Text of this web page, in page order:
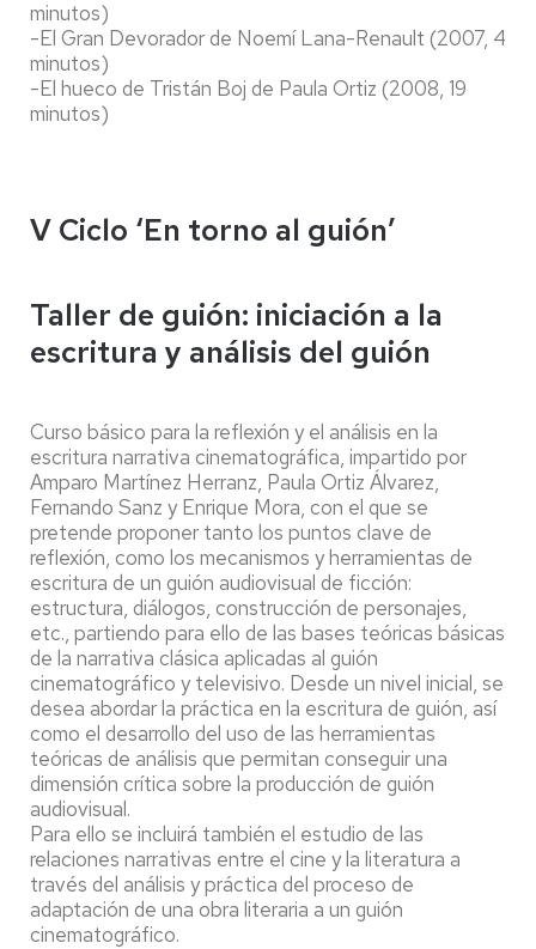
minutos)
-El Gran Devorador de Noemí Lana-Renault (2007, 4
minutos)
-El hueco de Tristán Boj de Paula Ortiz (2008, 19
minutos)
V Ciclo ‘En torno al guión’
Taller de guión: iniciación a la
escritura y análisis del guión
Curso básico para la reflexión y el análisis en la
escritura narrativa cinematográfica, impartido por
Amparo Martínez Herranz, Paula Ortiz Álvarez,
Fernando Sanz y Enrique Mora, con el que se
pretende proponer tanto los puntos clave de
reflexión, como los mecanismos y herramientas de
escritura de un guión audiovisual de ficción:
estructura, diálogos, construcción de personajes,
etc., partiendo para ello de las bases teóricas básicas
de la narrativa clásica aplicadas al guión
cinematográfico y televisivo. Desde un nivel inicial, se
desea abordar la práctica en la escritura de guión, así
como el desarrollo del uso de las herramientas
teóricas de análisis que permitan conseguir una
dimensión crítica sobre la producción de guión
audiovisual.
Para ello se incluirá también el estudio de las
relaciones narrativas entre el cine y la literatura a
través del análisis y práctica del proceso de
adaptación de una obra literaria a un guión
cinematográfico.